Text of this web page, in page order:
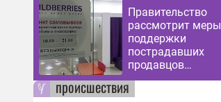
Правительство
рассмотрит меры
поддержки
пострадавших
продавцов
Wildberries
происшествия